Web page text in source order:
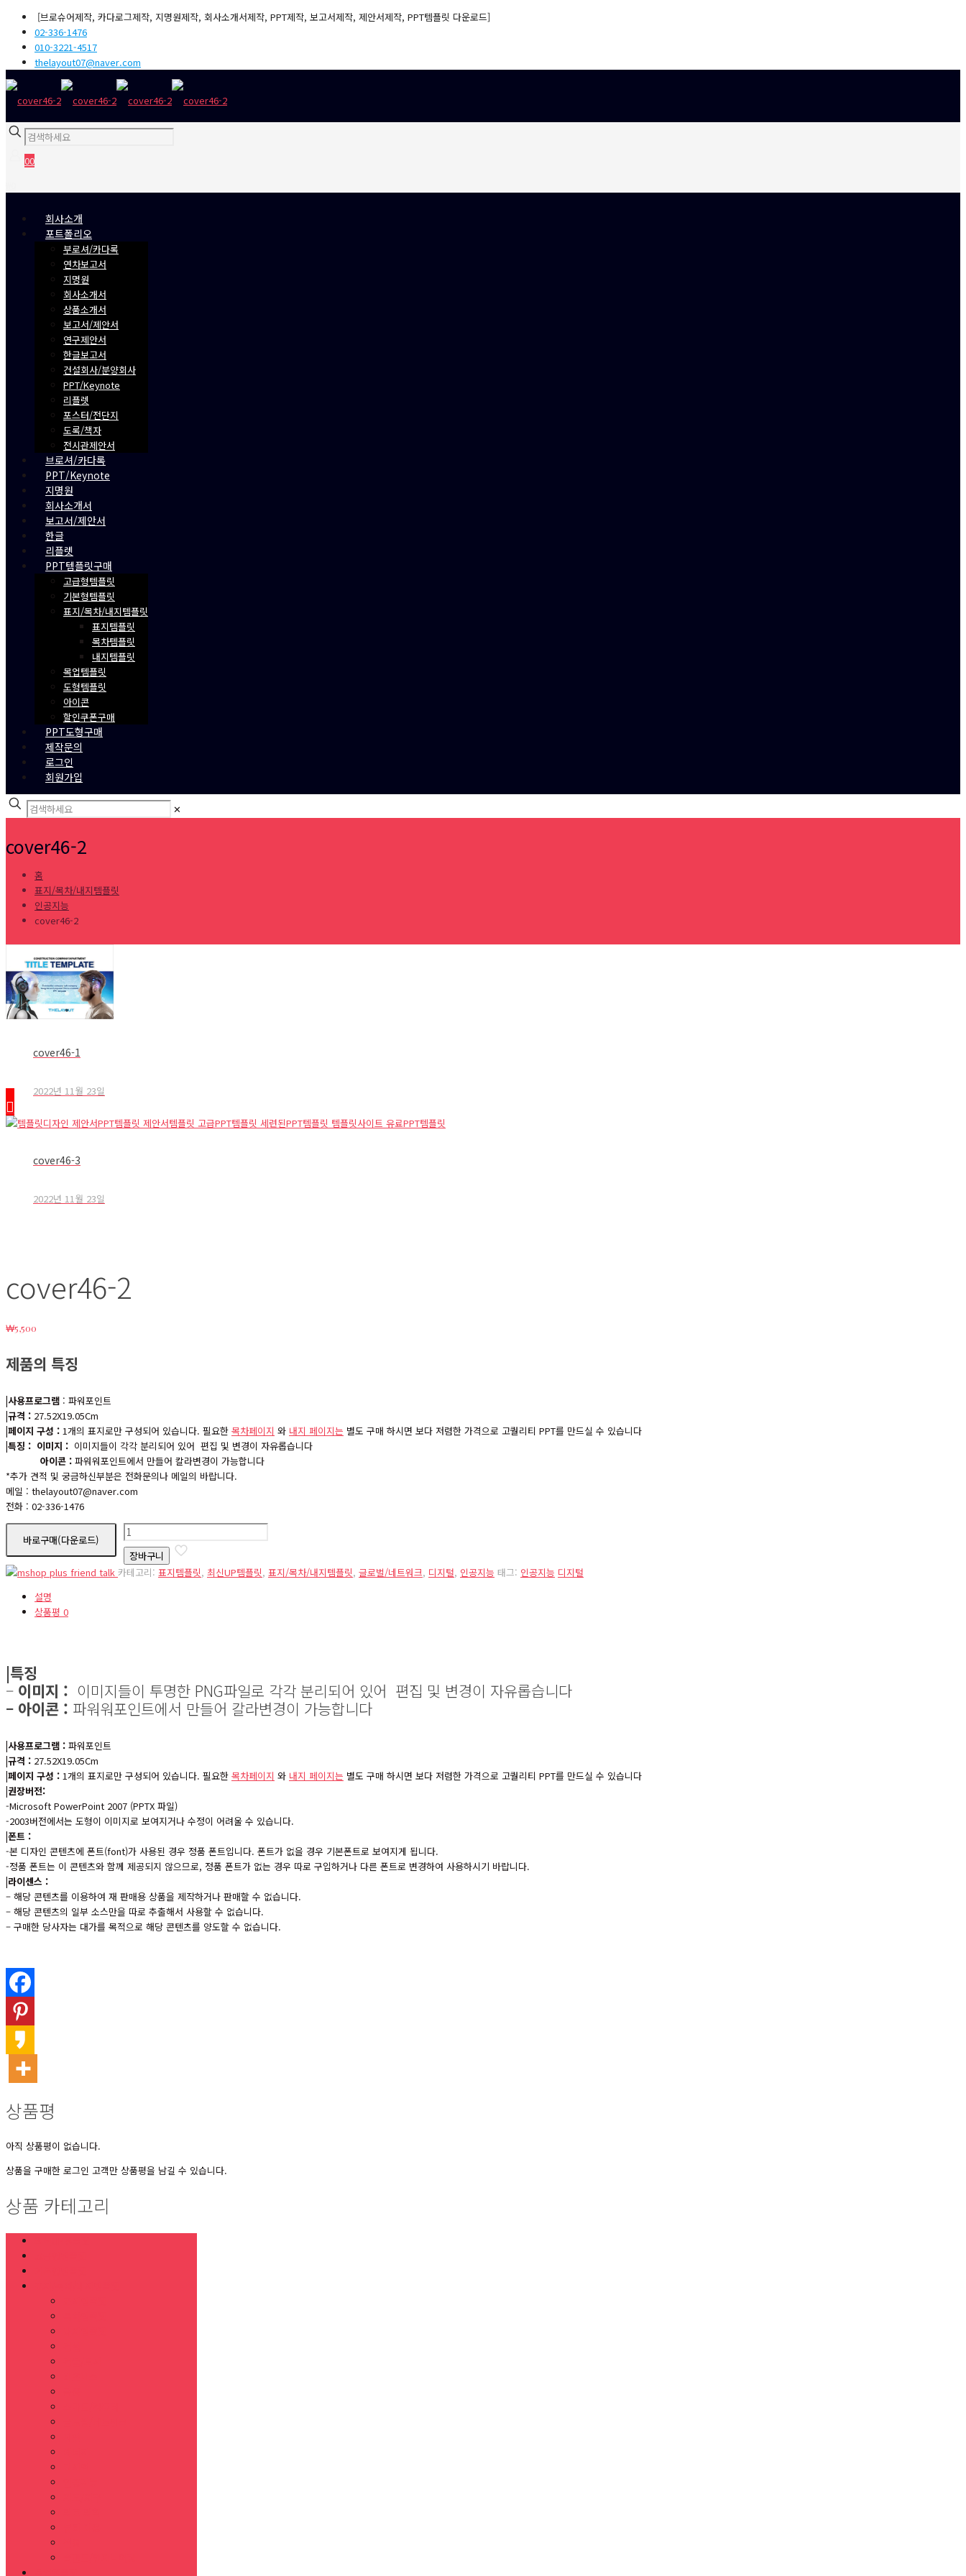
[브로슈어제작, 카다로그제작, 지명원제작, 회사소개서제작, PPT제작, 보고서제작, 제안서제작, PPT템플릿 다운로드]
02-336-1476
010-3221-4517
thelayout07@naver.com
00
회사소개
포트폴리오
부로셔/카다록
연차보고서
지명원
회사소개서
상품소개서
보고서/제안서
연구제안서
한글보고서
건설회사/분양회사
PPT/Keynote
리플렛
포스터/전단지
도록/책자
전시관제안서
브로셔/카다록
PPT/Keynote
지명원
회사소개서
보고서/제안서
한글
리플렛
PPT템플릿구매
고급형템플릿
기본형템플릿
표지/목차/내지템플릿
표지템플릿
목차템플릿
내지템플릿
목업템플릿
도형템플릿
아이콘
할인쿠폰구매
PPT도형구매
제작문의
로그인
회원가입
✕
cover46-2
홈
표지/목차/내지템플릿
인공지능
cover46-2
cover46-1
2022년 11월 23일
cover46-3
2022년 11월 23일
cover46-2
₩5,500
제품의 특징
|사용프로그램 : 파워포인트
|규격 : 27.52X19.05Cm
|페이지 구성 : 1개의 표지로만 구성되어 있습니다. 필요한 목차페이지 와 내지 페이지는 별도 구매 하시면 보다 저렴한 가격으로 고퀄리티 PPT를 만드실 수 있습니다
|특징 : 이미지 : 이미지들이 각각 분리되어 있어 편집 및 변경이 자유롭습니다
아이콘 : 파워워포인트에서 만들어 칼라변경이 가능합니다
*추가 견적 및 궁금하신부분은 전화문의나 메일의 바랍니다.
메일 : thelayout07@naver.com
전화 : 02-336-1476
바로구매(다운로드)
cover46-
2
수
량
장바구니
카테고리: 표지템플릿, 최신UP템플릿, 표지/목차/내지템플릿, 글로벌/네트워크, 디지털, 인공지능 태그: 인공지능 디지털
설명
상품평 0
|특징
– 이미지 : 이미지들이 투명한 PNG파일로 각각 분리되어 있어 편집 및 변경이 자유롭습니다
– 아이콘 : 파워워포인트에서 만들어 칼라변경이 가능합니다
|사용프로그램 : 파워포인트
|규격 : 27.52X19.05Cm
|페이지 구성 : 1개의 표지로만 구성되어 있습니다. 필요한 목차페이지 와 내지 페이지는 별도 구매 하시면 보다 저렴한 가격으로 고퀄리티 PPT를 만드실 수 있습니다
|권장버전:
-Microsoft PowerPoint 2007 (PPTX 파일)
-2003버전에서는 도형이 이미지로 보여지거나 수정이 어려울 수 있습니다.
|폰트 :
-본 디자인 콘텐츠에 폰트(font)가 사용된 경우 정품 폰트입니다. 폰트가 없을 경우 기본폰트로 보여지게 됩니다.
-정품 폰트는 이 콘텐츠와 함께 제공되지 않으므로, 정품 폰트가 없는 경우 따로 구입하거나 다른 폰트로 변경하여 사용하시기 바랍니다.
|라이센스 :
– 해당 콘텐츠를 이용하여 재 판매용 상품을 제작하거나 판매할 수 없습니다.
– 해당 콘텐츠의 일부 소스만을 따로 추출해서 사용할 수 없습니다.
– 구매한 당사자는 대가를 목적으로 해당 콘텐츠를 양도할 수 없습니다.
상품평
아직 상품평이 없습니다.
상품을 구매한 로그인 고객만 상품평을 남길 수 있습니다.
상품 카테고리